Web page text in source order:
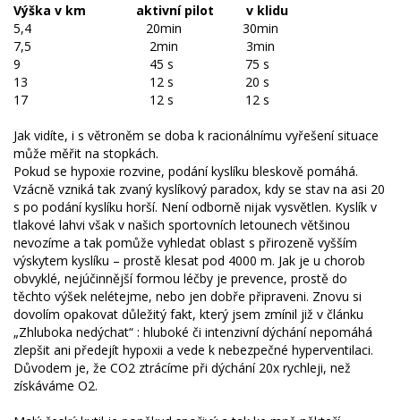
Výška v km aktivní pilot v klidu
5,4 20min 30min
7,5 2min 3min
9 45 s 75 s
13 12 s 20 s
17 12 s 12 s
Jak vidíte, i s větroněm se doba k racionálnímu vyřešení situace
může měřit na stopkách.
Pokud se hypoxie rozvine, podání kyslíku bleskově pomáhá.
Vzácně vzniká tak zvaný kyslíkový paradox, kdy se stav na asi 20
s po podání kyslíku horší. Není odborně nijak vysvětlen. Kyslík v
tlakové lahvi však v našich sportovních letounech většinou
nevozíme a tak pomůže vyhledat oblast s přirozeně vyšším
výskytem kyslíku – prostě klesat pod 4000 m. Jak je u chorob
obvyklé, nejúčinnější formou léčby je prevence, prostě do
těchto výšek nelétejme, nebo jen dobře připraveni. Znovu si
dovolím opakovat důležitý fakt, který jsem zmínil již v článku
„Zhluboka nedýchat“ : hluboké či intenzivní dýchání nepomáhá
zlepšit ani předejít hypoxii a vede k nebezpečné hyperventilaci.
Důvodem je, že CO2 ztrácíme při dýchání 20x rychleji, než
získáváme O2.